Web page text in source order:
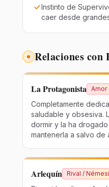
Instinto de
caer desde
Relaciones con
La Protagonista Amor
Completamente
saludable y obsesiva.
dormir y la ha
mantenerla a salvo de
Arlequín Rival /